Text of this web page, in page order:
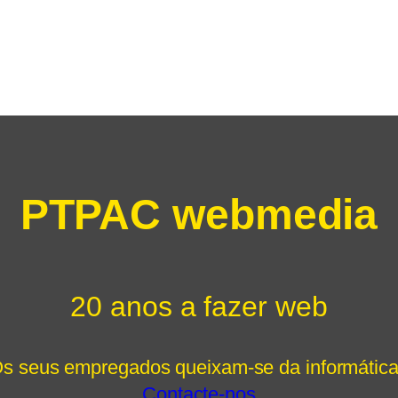
PTPAC webmedia
20 anos a fazer web
seus empregados queixam-se da